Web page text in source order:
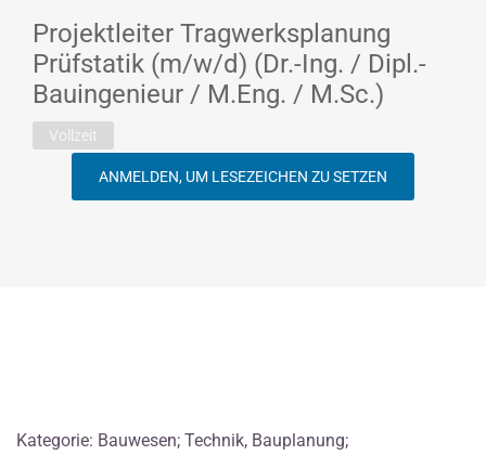
Projektleiter Tragwerksplanung
Prüfstatik (m/w/d) (Dr.-Ing. / Dipl.-
Bauingenieur / M.Eng. / M.Sc.)
Vollzeit
ANMELDEN, UM LESEZEICHEN ZU SETZEN
Kategorie: Bauwesen; Technik, Bauplanung;